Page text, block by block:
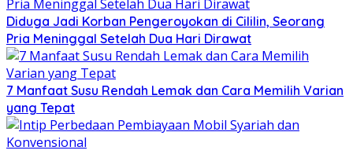
Diduga Jadi Korban Pengeroyokan di Cililin, Seorang
Pria Meninggal Setelah Dua Hari Dirawat
7 Manfaat Susu Rendah Lemak dan Cara Memilih Varian
yang Tepat